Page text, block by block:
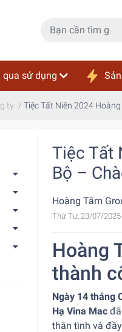
sử dụng
ty / Tiệc Tất Niên 2024
Tiệc Tất
Bộ –
Hoàng Tâm
Thứ Tư, 23/07/2025
Hoàng
thành
Ngày 14 tháng
Hạ Vina Mac
thân tình và